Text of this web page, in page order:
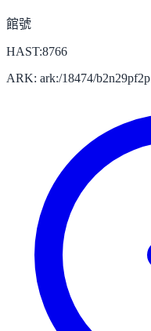
館號
HAST:8766
ARK: ark:/18474/b2n29pf2p